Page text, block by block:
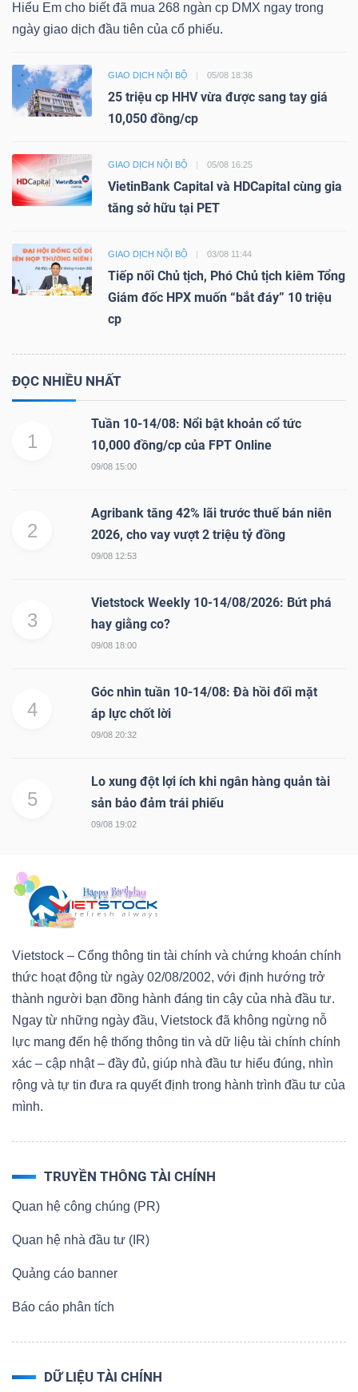
Hiểu Em cho biết đã mua 268 ngàn cp DMX ngay trong
ngày giao dịch đầu tiên của cổ phiếu.
GIAO DỊCH NỘI BỘ 05/08 18:36
25 triệu cp HHV vừa được sang tay giá
10,050 đồng/cp
GIAO DỊCH NỘI BỘ 05/08 16:25
VietinBank Capital và HDCapital cùng gia
tăng sở hữu tại PET
GIAO DỊCH NỘI BỘ 03/08 11:44
Tiếp nối Chủ tịch, Phó Chủ tịch kiêm Tổng
Giám đốc HPX muốn “bắt đáy” 10 triệu
cp
ĐỌC NHIỀU NHẤT
1
Tuần 10-14/08: Nổi bật khoản cổ tức
10,000 đồng/cp của FPT Online
09/08 15:00
2
Agribank tăng 42% lãi trước thuế bán niên
2026, cho vay vượt 2 triệu tỷ đồng
09/08 12:53
3
Vietstock Weekly 10-14/08/2026: Bứt phá
hay giằng co?
09/08 18:00
4
Góc nhìn tuần 10-14/08: Đà hồi đối mặt
áp lực chốt lời
09/08 20:32
5
Lo xung đột lợi ích khi ngân hàng quản tài
sản bảo đảm trái phiếu
09/08 19:02
Vietstock – Cổng thông tin tài chính và chứng khoán chính
thức hoạt động từ ngày 02/08/2002, với định hướng trở
thành người bạn đồng hành đáng tin cậy của nhà đầu tư.
Ngay từ những ngày đầu, Vietstock đã không ngừng nỗ
lực mang đến hệ thống thông tin và dữ liệu tài chính chính
xác – cập nhật – đầy đủ, giúp nhà đầu tư hiểu đúng, nhìn
rộng và tự tin đưa ra quyết định trong hành trình đầu tư của
mình.
TRUYỀN THÔNG TÀI CHÍNH
Quan hệ công chúng (PR)
Quan hệ nhà đầu tư (IR)
Quảng cáo banner
Báo cáo phân tích
DỮ LIỆU TÀI CHÍNH